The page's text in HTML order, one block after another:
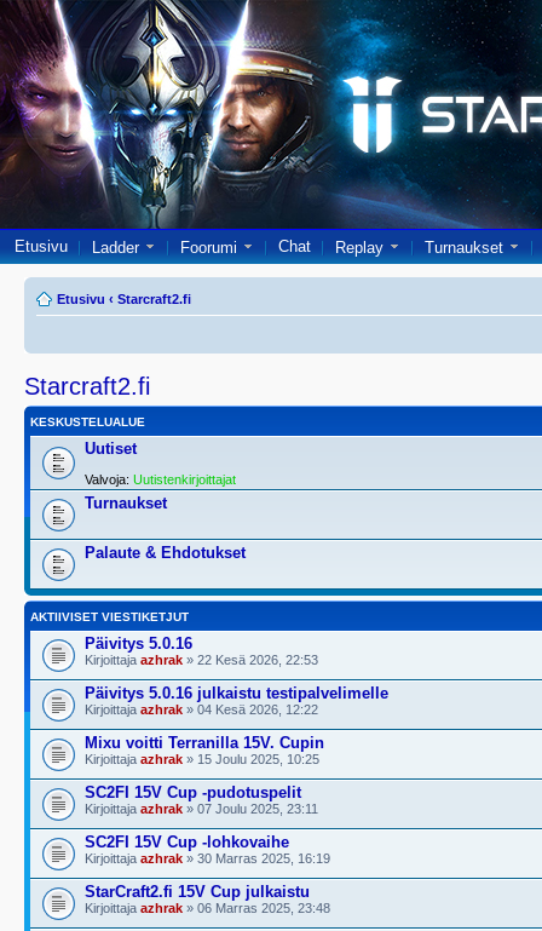
Etusivu Ladder Foorumi Chat Replay Turnaukset
Etusivu ‹ Starcraft2.fi
Starcraft2.fi
KESKUSTELUALUE
Uutiset
Valvoja: Uutistenkirjoittajat
Turnaukset
Palaute & Ehdotukset
AKTIIVISET VIESTIKETJUT
Päivitys 5.0.16
Kirjoittaja azhrak » 22 Kesä 2026, 22:53
Päivitys 5.0.16 julkaistu testipalvelimelle
Kirjoittaja azhrak » 04 Kesä 2026, 12:22
Mixu voitti Terranilla 15V. Cupin
Kirjoittaja azhrak » 15 Joulu 2025, 10:25
SC2FI 15V Cup -pudotuspelit
Kirjoittaja azhrak » 07 Joulu 2025, 23:11
SC2FI 15V Cup -lohkovaihe
Kirjoittaja azhrak » 30 Marras 2025, 16:19
StarCraft2.fi 15V Cup julkaistu
Kirjoittaja azhrak » 06 Marras 2025, 23:48